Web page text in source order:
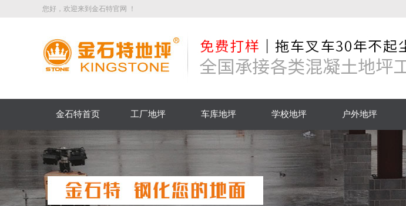
您好，欢迎来到金石特官网 ！
金石特首页 工厂地坪 车库地坪 学校地坪 户外地坪